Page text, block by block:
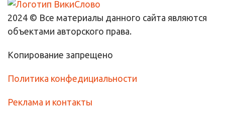
2024 © Все материалы данного сайта являются
объектами авторского права.
Копирование запрещено
Политика конфедициальности
Реклама и контакты